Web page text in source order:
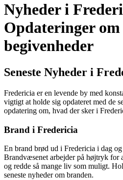
Nyheder i
Opdateringer
begivenheder
Seneste Nyheder i
Fredericia er en levende by med
vigtigt at holde sig opdateret med de
opdatering om, hvad der sker i
Brand i Fredericia
En brand brød ud i Fredericia i dag
Brandvæsenet arbejder på højtryk for
og redde så mange liv som muligt.
seneste nyheder om branden.